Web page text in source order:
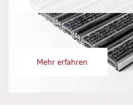
Mehr erfahren